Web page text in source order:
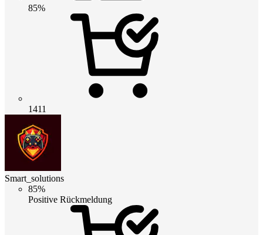
85%
1411
Smart_solutions
85%
Positive Rückmeldung